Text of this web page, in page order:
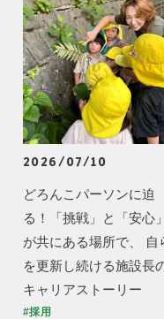
2026/07/10
どろんこパーソンに迫
る！「挑戦」と「安心」
が共にある場所で、 自
を更新し続ける施設長
キャリアストーリー
#採用